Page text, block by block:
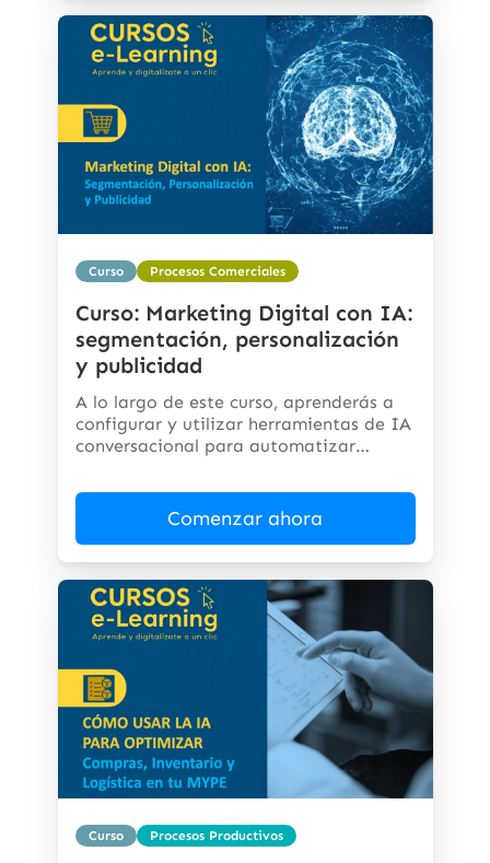
Curso Procesos Comerciales
Curso: Marketing Digital con IA:
segmentación, personalización
y publicidad
A lo largo de este curso, aprenderás a
configurar y utilizar herramientas de IA
conversacional para automatizar
Comenzar ahora
Curso Procesos Productivos